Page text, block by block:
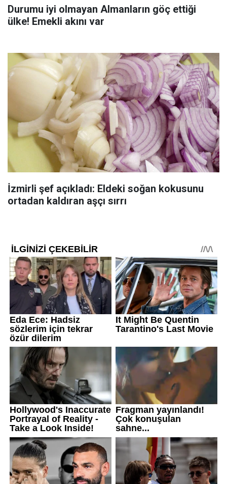
Durumu iyi olmayan Almanların göç ettiği
ülke! Emekli akını var
İzmirli şef açıkladı: Eldeki soğan kokusunu
ortadan kaldıran aşçı sırrı